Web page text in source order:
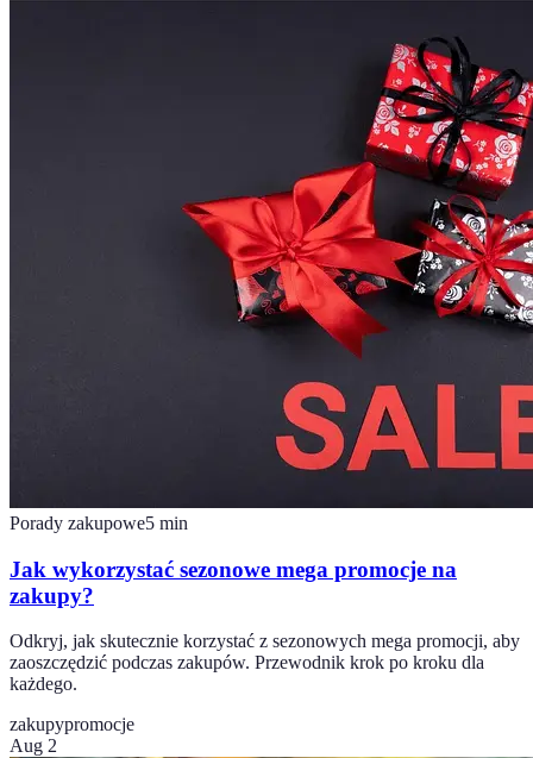
Porady zakupowe5 min
Jak wykorzystać sezonowe mega promocje na
zakupy?
Odkryj, jak skutecznie korzystać z sezonowych mega promocji, aby
zaoszczędzić podczas zakupów. Przewodnik krok po kroku dla
każdego.
zakupypromocje
Aug 2